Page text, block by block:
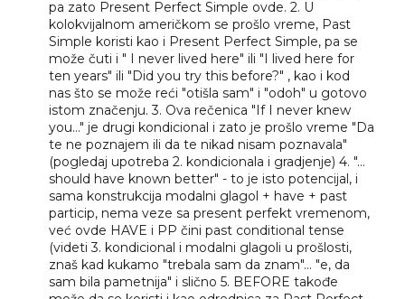
pa zato Present Perfect Simple ovde. 2. U
kolokvijalnom američkom se prošlo vreme, Past
Simple koristi kao i Present Perfect Simple, pa se
može čuti i " I never lived here" ili "I lived here for
ten years" ili "Did you try this before?" , kao i kod
nas što se može reći "otišla sam" i "odoh" u gotovo
istom značenju. 3. Ova rečenica "If I never knew
you..." je drugi kondicional i zato je prošlo vreme "Da
te ne poznajem ili da te nikad nisam poznavala"
(pogledaj upotreba 2. kondicionala i gradjenje) 4. "...
should have known better" - to je isto potencijal, i
sama konstrukcija modalni glagol + have + past
particip, nema veze sa present perfekt vremenom,
već ovde HAVE i PP čini past conditional tense
(videti 3. kondicional i modalni glagoli u prošlosti,
znaš kad kukamo "trebala sam da znam"... "e, da
sam bila pametnija" i slično 5. BEFORE takođe